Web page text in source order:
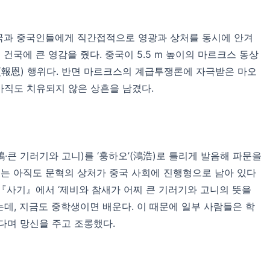
중국인들에게 직간접적으로 영광과 상처를 동시에 안겨
국에 큰 영감을 줬다. 중국이 5.5 m 높이의 마르크스 동상
恩) 행위다. 반면 마르크스의 계급투쟁론에 자극받은 마오
도 치유되지 않은 상흔을 남겼다.
큰 기러기와 고니)를 ‘훙하오’(鴻浩)로 틀리게 발음해 파문을
아직도 문혁의 상처가 중국 사회에 진행형으로 남아 있다
기』에서 ‘제비와 참새가 어찌 큰 기러기와 고니의 뜻을
, 지금도 중학생이면 배운다. 이 때문에 일부 사람들은 학
며 망신을 주고 조롱했다.